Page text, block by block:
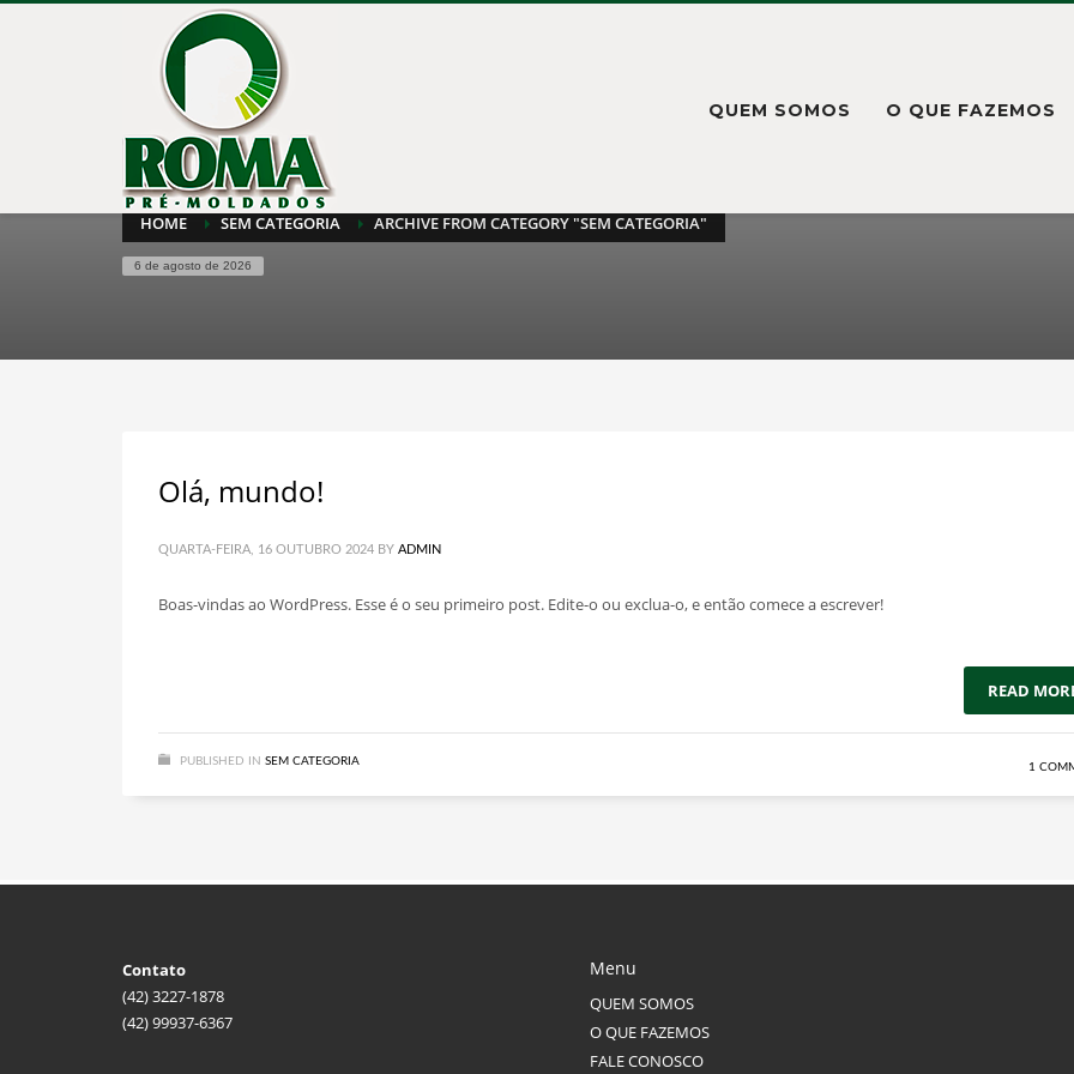
QUEM SOMOS O QUE FAZEMOS
HOME SEM CATEGORIA ARCHIVE FROM CATEGORY "SEM CATEGORIA"
6 de agosto de 2026
Olá, mundo!
QUARTA-FEIRA, 16 OUTUBRO 2024 BY ADMIN
Boas-vindas ao WordPress. Esse é o seu primeiro post. Edite-o ou exclua-o, e então comece a escrever!
READ
PUBLISHED IN SEM CATEGORIA 1
Contato
(42) 3227-1878
(42) 99937-6367
Menu
QUEM SOMOS
O QUE FAZEMOS
FALE CONOSCO